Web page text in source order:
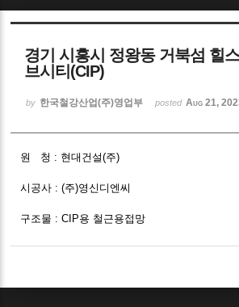
경기 시흥시 정왕동 거북섬 힐
브시티(CIP)
by 한국철강산업(주)영업부 posted Aug 21,
원 청 : 현대건설(주)
시공사 : (주)영신디엔씨
구조물 : CIP용 철근용접망
Sketchbook5, 스케
Sketchbook5, 스케치북5